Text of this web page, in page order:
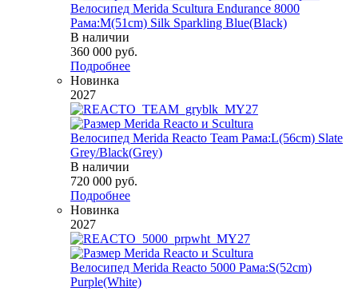
Велосипед Merida Scultura Endurance 8000
Рама:M(51cm) Silk Sparkling Blue(Black)
В наличии
360 000 руб.
Подробнее
Новинка
2027
Велосипед Merida Reacto Team Рама:L(56cm) Slate
Grey/Black(Grey)
В наличии
720 000 руб.
Подробнее
Новинка
2027
Велосипед Merida Reacto 5000 Рама:S(52cm)
Purple(White)